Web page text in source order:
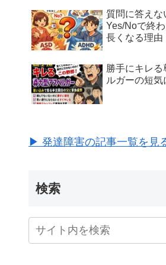
質問に答えな
Yes/Noで終
長くなる理由
勝手にキレ
ルガーの短気
▶ 発達障害の記事一覧を見
検索